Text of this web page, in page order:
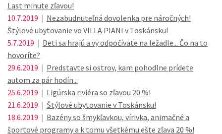
Last minute zľavou!
10.7.2019 | Nezabudnuteľná dovolenka pre náročných!
Štýlové ubytovanie vo VILLA PIANI v Toskánsku!
5.7.2019 | Deti sa hrajú a vy odpočívate na ležadle... Čo na to
hovoríte?
29.6.2019 | Predstavte si ostrov, kam pohodlne prídete
autom za pár hodín...
25.6.2019 | Ligúrska riviéra so zľavou 20 %!
21.6.2019 | Štýlové ubytovanie v Toskánsku!
18.6.2019 | Bazény so šmykľavkou, vírivka, animačné a
športové programy a k tomu všetkému ešte zľava 20 %!